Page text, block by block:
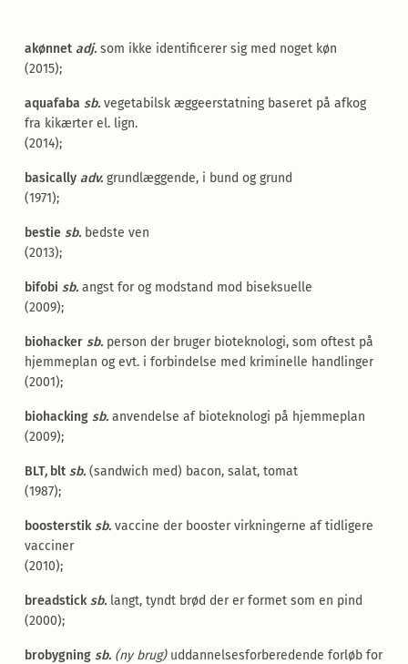
akønnet adj. som ikke identificerer sig med noget køn
(2015);
aquafaba sb. vegetabilsk æggeerstatning baseret på afkog
fra kikærter el. lign.
(2014);
basically adv. grundlæggende, i bund og grund
(1971);
bestie sb. bedste ven
(2013);
bifobi sb. angst for og modstand mod biseksuelle
(2009);
biohacker sb. person der bruger bioteknologi, som oftest på
hjemmeplan og evt. i forbindelse med kriminelle handlinger
(2001);
biohacking sb. anvendelse af bioteknologi på hjemmeplan
(2009);
BLT, blt sb. (sandwich med) bacon, salat, tomat
(1987);
boosterstik sb. vaccine der booster virkningerne af tidligere
vacciner
(2010);
breadstick sb. langt, tyndt brød der er formet som en pind
(2000);
brobygning sb.(ny brug) uddannelsesforberedende forløb for